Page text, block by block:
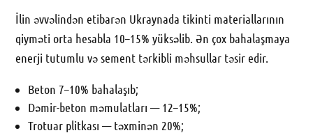
İlin əvvəlindən etibarən Ukraynada tikinti materiallarının
qiyməti orta hesabla 10–15% yüksəlib. Ən çox bahalaşmaya
enerji tutumlu və sement tərkibli məhsullar təsir edir.
Beton 7–10% bahalaşıb;
Dəmir-beton məmulatları — 12–15%;
Trotuar plitkası — təxminən 20%;